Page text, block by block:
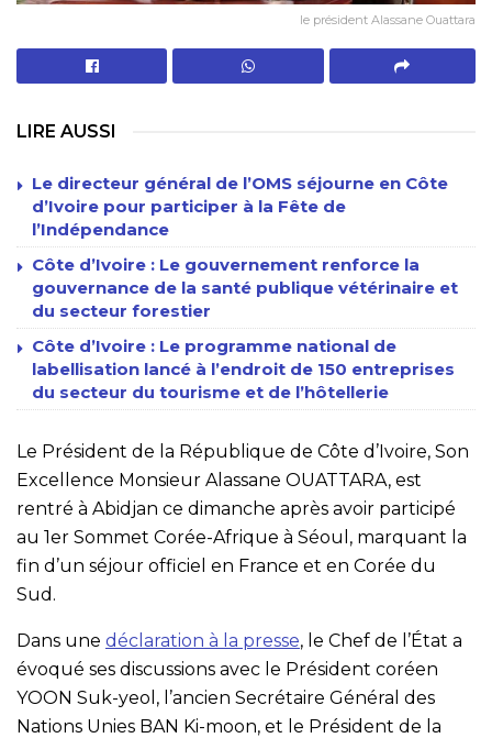
le président Alassane Ouattara
LIRE AUSSI
Le directeur général de l’OMS séjourne en Côte
d’Ivoire pour participer à la Fête de
l’Indépendance
Côte d’Ivoire : Le gouvernement renforce la
gouvernance de la santé publique vétérinaire et
du secteur forestier
Côte d’Ivoire : Le programme national de
labellisation lancé à l’endroit de 150 entreprises
du secteur du tourisme et de l’hôtellerie
Le Président de la République de Côte d’Ivoire, Son
Excellence Monsieur Alassane OUATTARA, est
rentré à Abidjan ce dimanche après avoir participé
au 1er Sommet Corée-Afrique à Séoul, marquant la
fin d’un séjour officiel en France et en Corée du
Sud.
Dans une déclaration à la presse, le Chef de l’État a
évoqué ses discussions avec le Président coréen
YOON Suk-yeol, l’ancien Secrétaire Général des
Nations Unies BAN Ki-moon, et le Président de la